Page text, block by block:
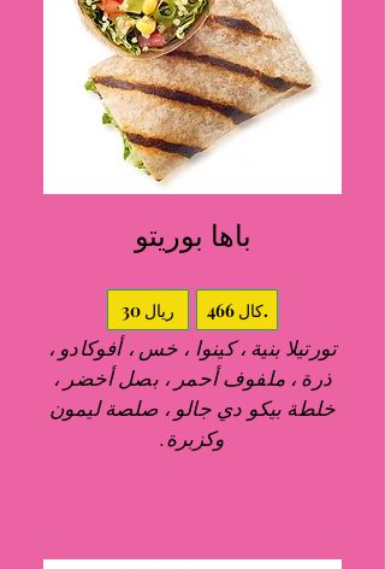
باها بوريتو
30 ريال 466 كال.
تورتيلا بنية ، كينوا ، خس ، أفوكادو ،
ذرة ، ملفوف أحمر ، بصل أخضر ،
خلطة بيكو دي جالو ، صلصة ليمون
وكزبرة.